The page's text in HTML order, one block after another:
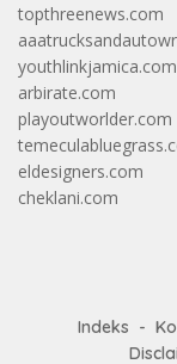
topthreenews.com
youthlinkjamica.com
arbirate.com
playoutworlder.com
eldesigners.com
cheklani.com
Indeks